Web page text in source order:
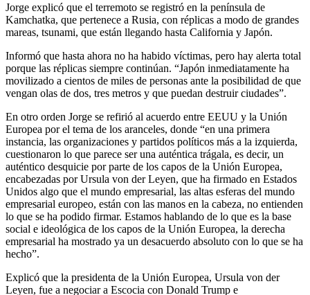
Jorge explicó que el terremoto se registró en la península de
Kamchatka, que pertenece a Rusia, con réplicas a modo de grandes
mareas, tsunami, que están llegando hasta California y Japón.
Informó que hasta ahora no ha habido víctimas, pero hay alerta total
porque las réplicas siempre continúan. “Japón inmediatamente ha
movilizado a cientos de miles de personas ante la posibilidad de que
vengan olas de dos, tres metros y que puedan destruir ciudades”.
En otro orden Jorge se refirió al acuerdo entre EEUU y la Unión
Europea por el tema de los aranceles, donde “en una primera
instancia, las organizaciones y partidos políticos más a la izquierda,
cuestionaron lo que parece ser una auténtica trágala, es decir, un
auténtico desquicie por parte de los capos de la Unión Europea,
encabezadas por Ursula von der Leyen, que ha firmado en Estados
Unidos algo que el mundo empresarial, las altas esferas del mundo
empresarial europeo, están con las manos en la cabeza, no entienden
lo que se ha podido firmar. Estamos hablando de lo que es la base
social e ideológica de los capos de la Unión Europea, la derecha
empresarial ha mostrado ya un desacuerdo absoluto con lo que se ha
hecho”.
Explicó que la presidenta de la Unión Europea, Ursula von der
Leyen, fue a negociar a Escocia con Donald Trump e